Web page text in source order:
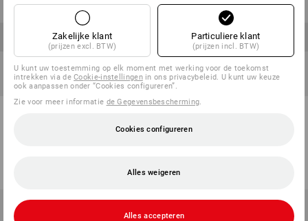
SETPRIJS -20%
Gereedschapsset elektro incl.
SETPRIJS -19%
Gereedschapsset Elektro
Zakelijke klant
(prijzen excl. BTW)
Particuliere klant
(prijzen incl. BTW)
U kunt uw toestemming op elk moment met werking voor de toekomst
intrekken via deCookie-instellingenin ons privacybeleid. U kunt uw keuze
ook aanpassen onder “Cookies configureren”.
Zie voor meer informatie de Gegevensbescherming
Cookies configureren
Alles weigeren
Alles accepteren